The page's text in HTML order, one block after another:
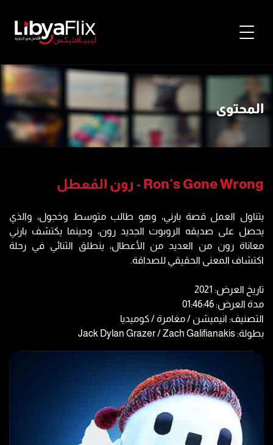
المحتوى
رون المُعطل - Ron's Gone Wrong
يتناول العمل قصة بارني، وهو طالب متوسط وخجول، والذي
يحصل على صديقه الروبوت الجديد رون، وحينما يكتشف بارني
معاناة رون من العديد من الأعطال، ينطلق الثنائي في رحلة
اكتشاف المعنى الحقيقي للصداقة.
تاريخ العرض: 2021
مدة العرض: 01:46:46
التصنيف: انيميشن / مغامرة / كوميديا
بطولة: Jack Dylan Grazer / Zach Galifianakis